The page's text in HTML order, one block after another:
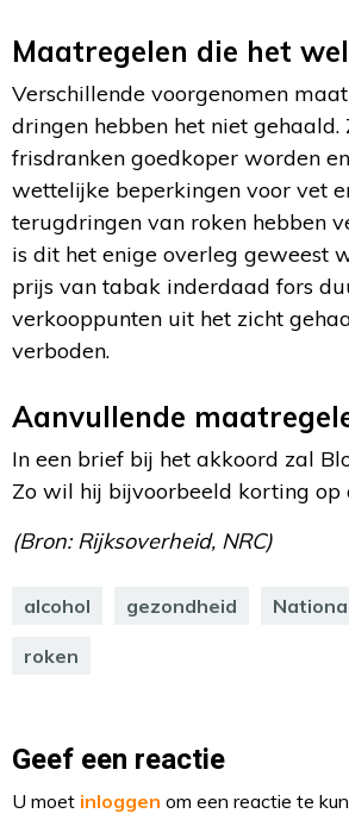
Maatregelen die het
Verschillende voorgenomen
dringen hebben het niet
frisdranken goedkoper worden
wettelijke beperkingen voor vet
terugdringen van roken hebben
is dit het enige overleg geweest
prijs van tabak inderdaad fors
verkooppunten uit het zicht
verboden.
Aanvullende
In een brief bij het akkoord zal
Zo wil hij bijvoorbeeld korting
(Bron: Rijksoverheid, NRC)
alcohol gezondheid
roken
Geef een reactie
U moet inloggen om een reactie te